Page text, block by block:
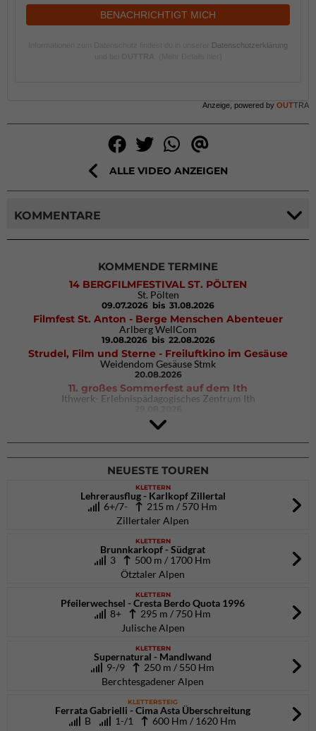
BENACHRICHTIGT MICH
Datenschutzerklärung
Anzeige, powered by OUTTRA
ALLE VIDEO ANZEIGEN
KOMMENTARE
KOMMENDE TERMINE
14 BERGFILMFESTIVAL ST. PÖLTEN
St. Pölten
09.07.2026 bis 31.08.2026
Filmfest St. Anton - Berge Menschen Abenteuer
Arlberg WellCom
19.08.2026 bis 22.08.2026
Strudel, Film und Sterne - Freiluftkino im Gesäuse
Weidendom Gesäuse Stmk
20.08.2026
11. großes Sommerfest auf dem Ith
Ithwerk- Erlebnispädagogisches Zentrum Ith
4Blocs KIDS 2026
DAV Kletter- & Boulderzentrum München Süd (Thalkirchen)
26.09.2026
NEUESTE TOUREN
KLETTERN
Lehrerausflug - Karlkopf Zillertal
6+/7-
215 m / 570 Hm
Zillertaler Alpen
KLETTERN
Brunnkarkopf - Südgrat
3
500 m / 1700 Hm
Ötztaler Alpen
KLETTERN
Pfeilerwechsel - Cresta Berdo Quota 1996
8+
295 m / 750 Hm
Julische Alpen
KLETTERN
Supernatural - Mandlwand
9-/9
250 m / 550 Hm
Berchtesgadener Alpen
KLETTERSTEIG
Ferrata Gabrielli - Cima Asta Überschreitung
B
1-/1 600 Hm / 1620 Hm